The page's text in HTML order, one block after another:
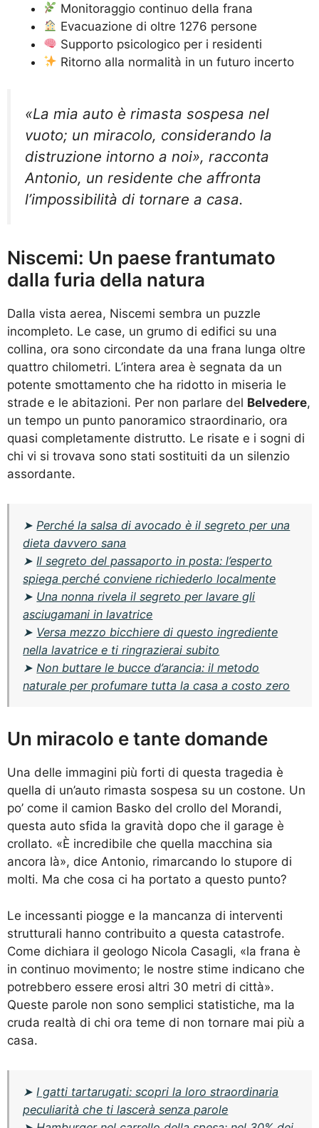
Monitoraggio continuo della frana
Evacuazione di oltre 1276 persone
Supporto psicologico per i residenti
Ritorno alla normalità in un futuro incerto
«La mia auto è rimasta sospesa nel
vuoto; un miracolo, considerando la
distruzione intorno a noi», racconta
Antonio, un residente che affronta
l’impossibilità di tornare a casa.
Niscemi: Un paese frantumato
dalla furia della natura
Dalla vista aerea, Niscemi sembra un puzzle
incompleto. Le case, un grumo di edifici su una
collina, ora sono circondate da una frana lunga oltre
quattro chilometri. L’intera area è segnata da un
potente smottamento che ha ridotto in miseria le
strade e le abitazioni. Per non parlare del Belvedere,
un tempo un punto panoramico straordinario, ora
quasi completamente distrutto. Le risate e i sogni di
chi vi si trovava sono stati sostituiti da un silenzio
assordante.
➤ Perché la salsa di avocado è il segreto per una
dieta davvero sana
➤ Il segreto del passaporto in posta: l’esperto
spiega perché conviene richiederlo localmente
➤ Una nonna rivela il segreto per lavare gli
asciugamani in lavatrice
➤ Versa mezzo bicchiere di questo ingrediente
nella lavatrice e ti ringrazierai subito
➤ Non buttare le bucce d’arancia: il metodo
naturale per profumare tutta la casa a costo zero
Un miracolo e tante domande
Una delle immagini più forti di questa tragedia è
quella di un’auto rimasta sospesa su un costone. Un
po’ come il camion Basko del crollo del Morandi,
questa auto sfida la gravità dopo che il garage è
crollato. «È incredibile che quella macchina sia
ancora là», dice Antonio, rimarcando lo stupore di
molti. Ma che cosa ci ha portato a questo punto?
Le incessanti piogge e la mancanza di interventi
strutturali hanno contribuito a questa catastrofe.
Come dichiara il geologo Nicola Casagli, «la frana è
in continuo movimento; le nostre stime indicano che
potrebbero essere erosi altri 30 metri di città».
Queste parole non sono semplici statistiche, ma la
cruda realtà di chi ora teme di non tornare mai più a
casa.
➤ I gatti tartarugati: scopri la loro straordinaria
peculiarità che ti lascerà senza parole